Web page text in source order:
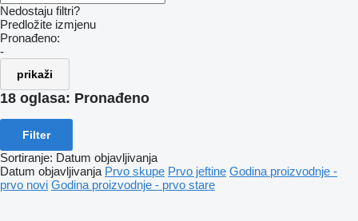
Nedostaju filtri?
Predložite izmjenu
Pronađeno:
-
prikaži
18 oglasa: Pronađeno
Filter
Sortiranje: Datum objavljivanja
Datum objavljivanja Prvo skupe Prvo jeftine Godina proizvodnje -
prvo novi Godina proizvodnje - prvo stare